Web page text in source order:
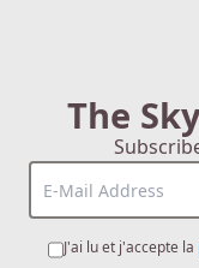
The
J'ai lu et j'accepte la